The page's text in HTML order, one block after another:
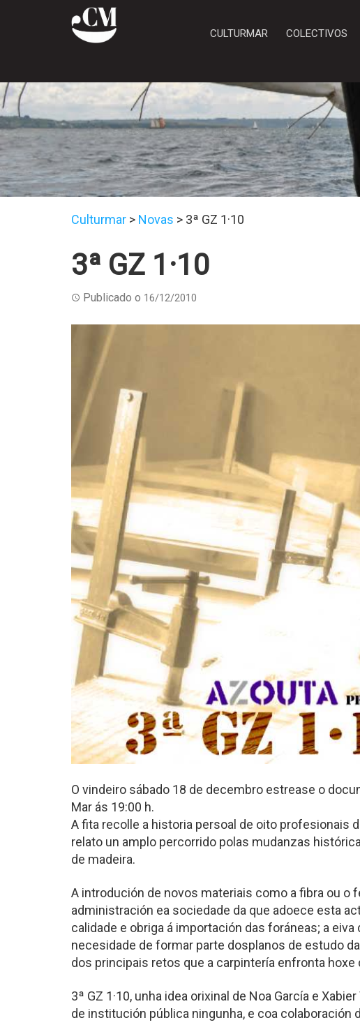
CULTURMAR COLECTIVOS
Culturmar > Novas > 3ª GZ 1·10
3ª GZ 1·10
Publicado o 16/12/2010
O vindeiro sábado 18 de decembro estrease o
Mar ás 19:00 h.
A fita recolle a historia persoal de oito profesionais
relato un amplo percorrido polas mudanzas
de madeira.
A introdución de novos materiais como a fibra ou o
administración ea sociedade da que adoece esta
calidade e obriga á importación das foráneas; a
necesidade de formar parte dosplanos de estudo
dos principais retos que a carpintería enfronta hoxe
3ª GZ 1·10, unha idea orixinal de Noa García e
de institución pública ningunha, e coa colaboración